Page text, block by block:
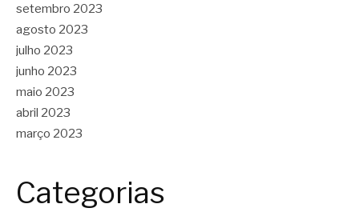
setembro 2023
agosto 2023
julho 2023
junho 2023
maio 2023
abril 2023
março 2023
Categorias